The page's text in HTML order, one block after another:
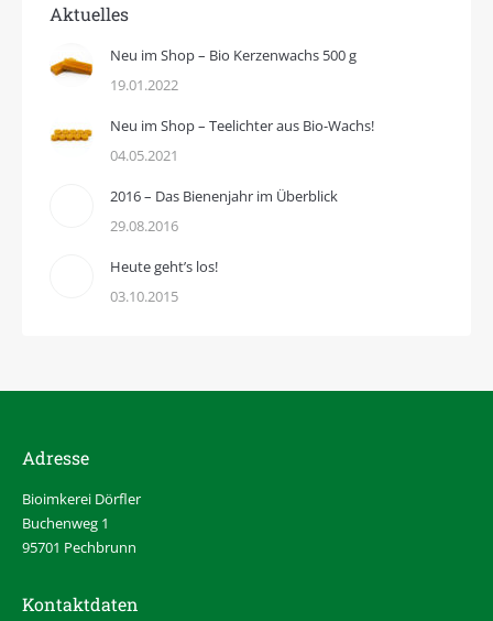
Aktuelles
Neu im Shop – Bio Kerzenwachs 500 g
19.01.2022
Neu im Shop – Teelichter aus Bio-Wachs!
04.05.2021
2016 – Das Bienenjahr im Überblick
29.08.2016
Heute geht’s los!
03.10.2015
Adresse
Bioimkerei Dörfler
Buchenweg 1
95701 Pechbrunn
Kontaktdaten